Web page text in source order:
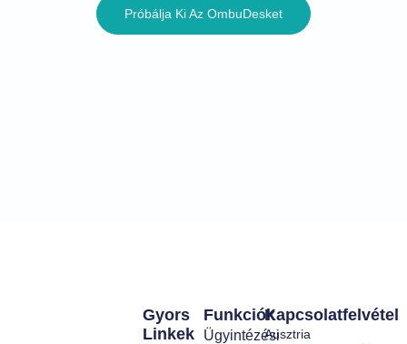
Próbálja Ki Az OmbuDesket
Funkciók
Ügyintézési
Gyors
Linkek
Kapcsolatfelvétel
Ausztria